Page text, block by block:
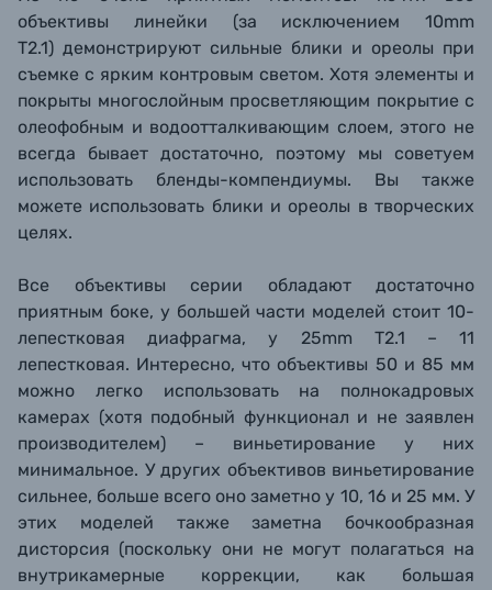
объективы линейки (за исключением 10mm
T2.1) демонстрируют сильные блики и ореолы при
съемке с ярким контровым светом. Хотя элементы и
покрыты многослойным просветляющим покрытие с
олеофобным и водоотталкивающим слоем, этого не
всегда бывает достаточно, поэтому мы советуем
использовать бленды-компендиумы. Вы также
можете использовать блики и ореолы в творческих
целях.
Все объективы серии обладают достаточно
приятным боке, у большей части моделей стоит 10-
лепестковая диафрагма, у 25mm T2.1 – 11
лепестковая. Интересно, что объективы 50 и 85 мм
можно легко использовать на полнокадровых
камерах (хотя подобный функционал и не заявлен
производителем) – виньетирование у них
минимальное. У других объективов виньетирование
сильнее, больше всего оно заметно у 10, 16 и 25 мм. У
этих моделей также заметна бочкообразная
дисторсия (поскольку они не могут полагаться на
внутрикамерные коррекции, как большая